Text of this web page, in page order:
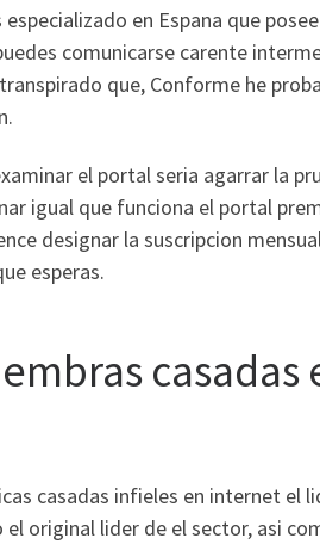
en Espana que
comunicarse carente
que, Conforme he
el portal seri­a agarrar la
igual que funciona el portal
designar la suscripcion
esperas.
casadas infieles en internet el
original lider de el sector, asi